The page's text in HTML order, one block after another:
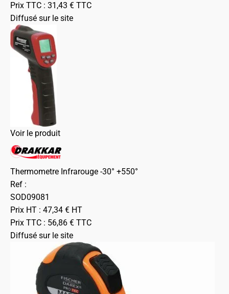
Prix TTC : 31,43 € TTC
Diffusé sur le site
Voir le produit
Thermometre Infrarouge -30° +550°
Ref :
SOD09081
Prix HT : 47,34 € HT
Prix TTC : 56,86 € TTC
Diffusé sur le site